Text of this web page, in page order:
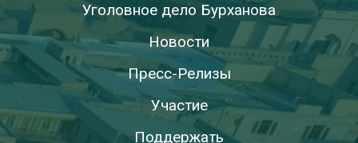
Уголовное дело Бурханова
Новости
Пресс-Релизы
Участие
Поддержать